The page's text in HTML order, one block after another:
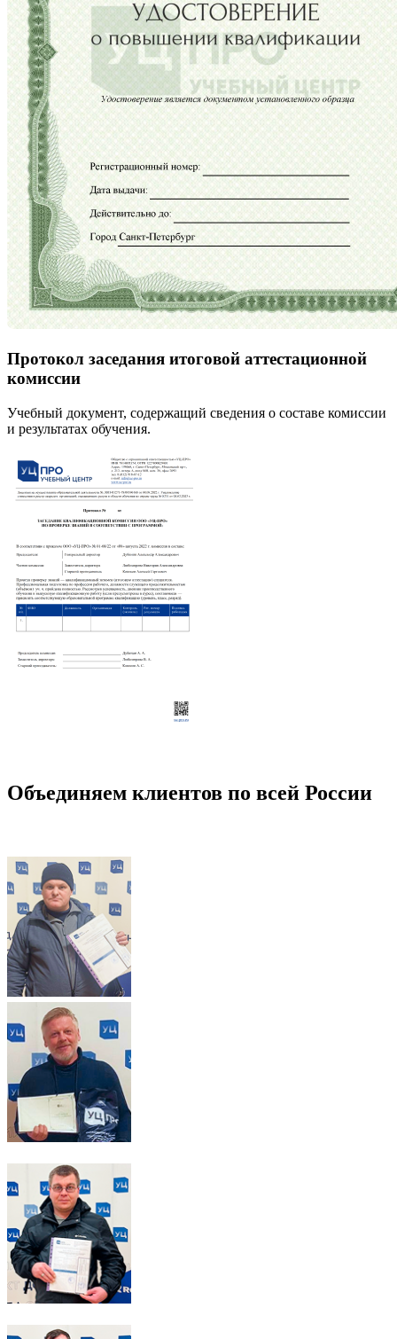
Протокол заседания итоговой аттестационной
комиссии
Учебный документ, содержащий сведения о составе комиссии
и результатах обучения.
Объединяем клиентов по всей России